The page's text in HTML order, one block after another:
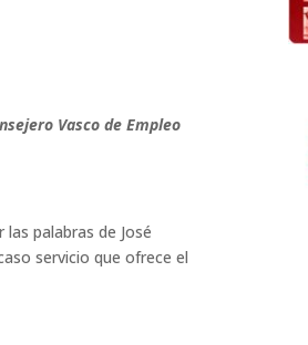
Vasco de Empleo
palabras de José
servicio que ofrece el